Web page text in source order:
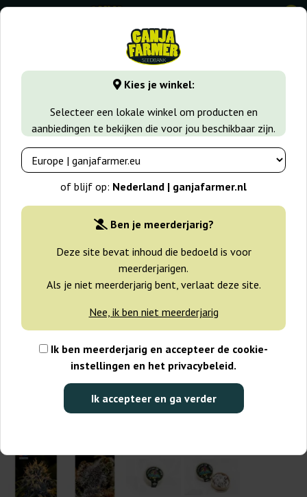
Kies je winkel:
Selecteer een lokale winkel om producten en
aanbiedingen te bekijken die voor jou beschikbaar zijn.
of blijf op: Nederland | ganjafarmer.nl
Ben je meerderjarig?
Deze site bevat inhoud die bedoeld is voor
meerderjarigen.
Als je niet meerderjarig bent, verlaat deze site.
Nee, ik ben niet meerderjarig
Ik ben meerderjarig en accepteer de cookie-
instellingen en het privacybeleid.
Ik accepteer en ga verder
0
GanjaFarmer.nl Zaadsoorten Sativa zaden Chizpa